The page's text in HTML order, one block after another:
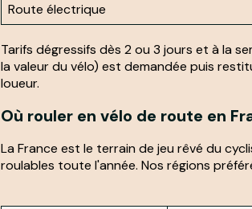
Route électrique
Tarifs dégressifs dès 2 ou 3 jours et à la
la valeur du vélo) est demandée puis
loueur.
Où rouler en vélo de route en
La France est le terrain de jeu rêvé du
roulables toute l'année. Nos régions